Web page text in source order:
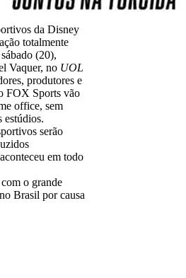
da Disney
totalmente
(20),
Vaquer, no UOL
produtores e
FOX Sports vão
office, sem
estúdios.
serão
em todo
o grande
Brasil por causa